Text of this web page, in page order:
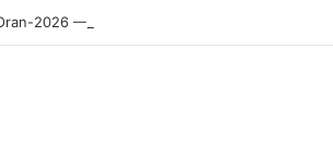
2026 — Le CRB s’adjuge le titre